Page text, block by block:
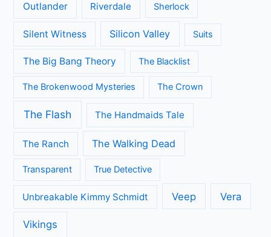
Outlander Riverdale Sherlock
Silent Witness Silicon Valley Suits
The Big Bang Theory The Blacklist
The Brokenwood Mysteries The Crown
The Flash The Handmaids Tale
The Ranch The Walking Dead
Transparent True Detective
Unbreakable Kimmy Schmidt Veep Vera
Vikings